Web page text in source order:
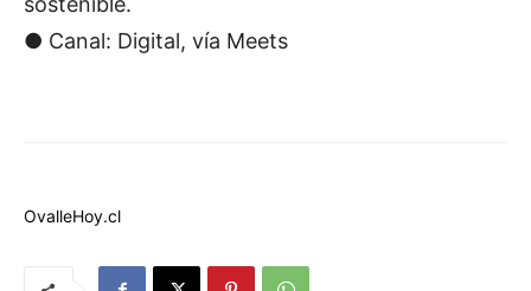
● Canal: Digital, vía Meets
OvalleHoy.cl